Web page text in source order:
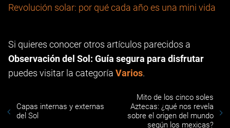
Revolución solar: por qué cada año es una mini vida
Si quieres conocer otros artículos parecidos a
Observación del Sol: Guía segura para disfrutar
puedes visitar la categoría Varios.
Capas internas y externas
del Sol
Mito de los cinco soles
Aztecas: ¿qué nos revela
sobre el origen del mundo
según los mexicas?